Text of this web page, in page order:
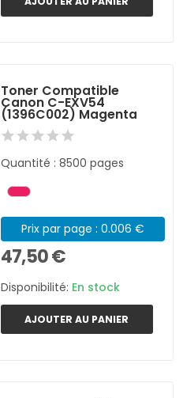
Toner Compatible
Canon C-EXV54
(1396C002) Magenta
Quantité : 8500 pages
Prix par page : 0.006 €
47,50 €
Disponibilité: En stock
AJOUTER AU PANIER